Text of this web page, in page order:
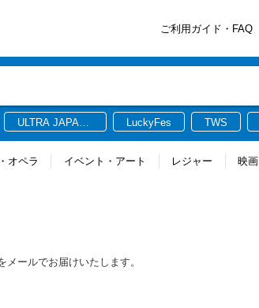
ご利用ガイド・FAQ
ULTRA JAPAN
LuckyFes TWS
オペラ イベント・アート レジャー 映画
ールでお届けいたします。